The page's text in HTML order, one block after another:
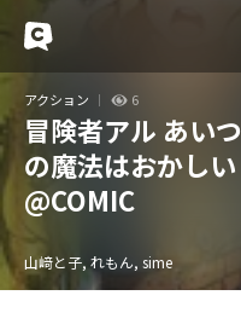
アクション 6
冒険者アル あいつ
の魔法はおかしい
@COMIC
山﨑と子, れもん, sime